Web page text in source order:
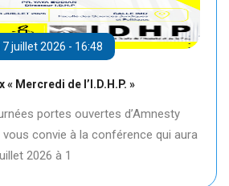
7 juillet 2026 - 16:48
« Mercredi de l’I.D.H.P. »
portes ouvertes d’Amnesty
vous convie à la conférence qui aura
2026 à 1